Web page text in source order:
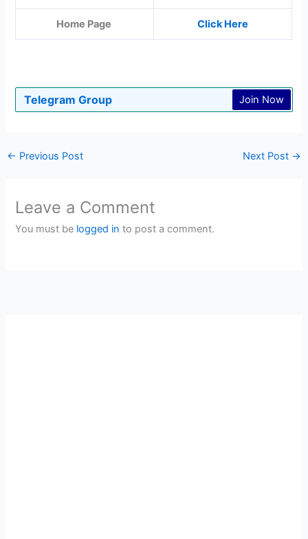
Home Page Click Here
Telegram Group Join Now
← Previous Post Next Post →
Leave a Comment
You must be logged in to post a comment.